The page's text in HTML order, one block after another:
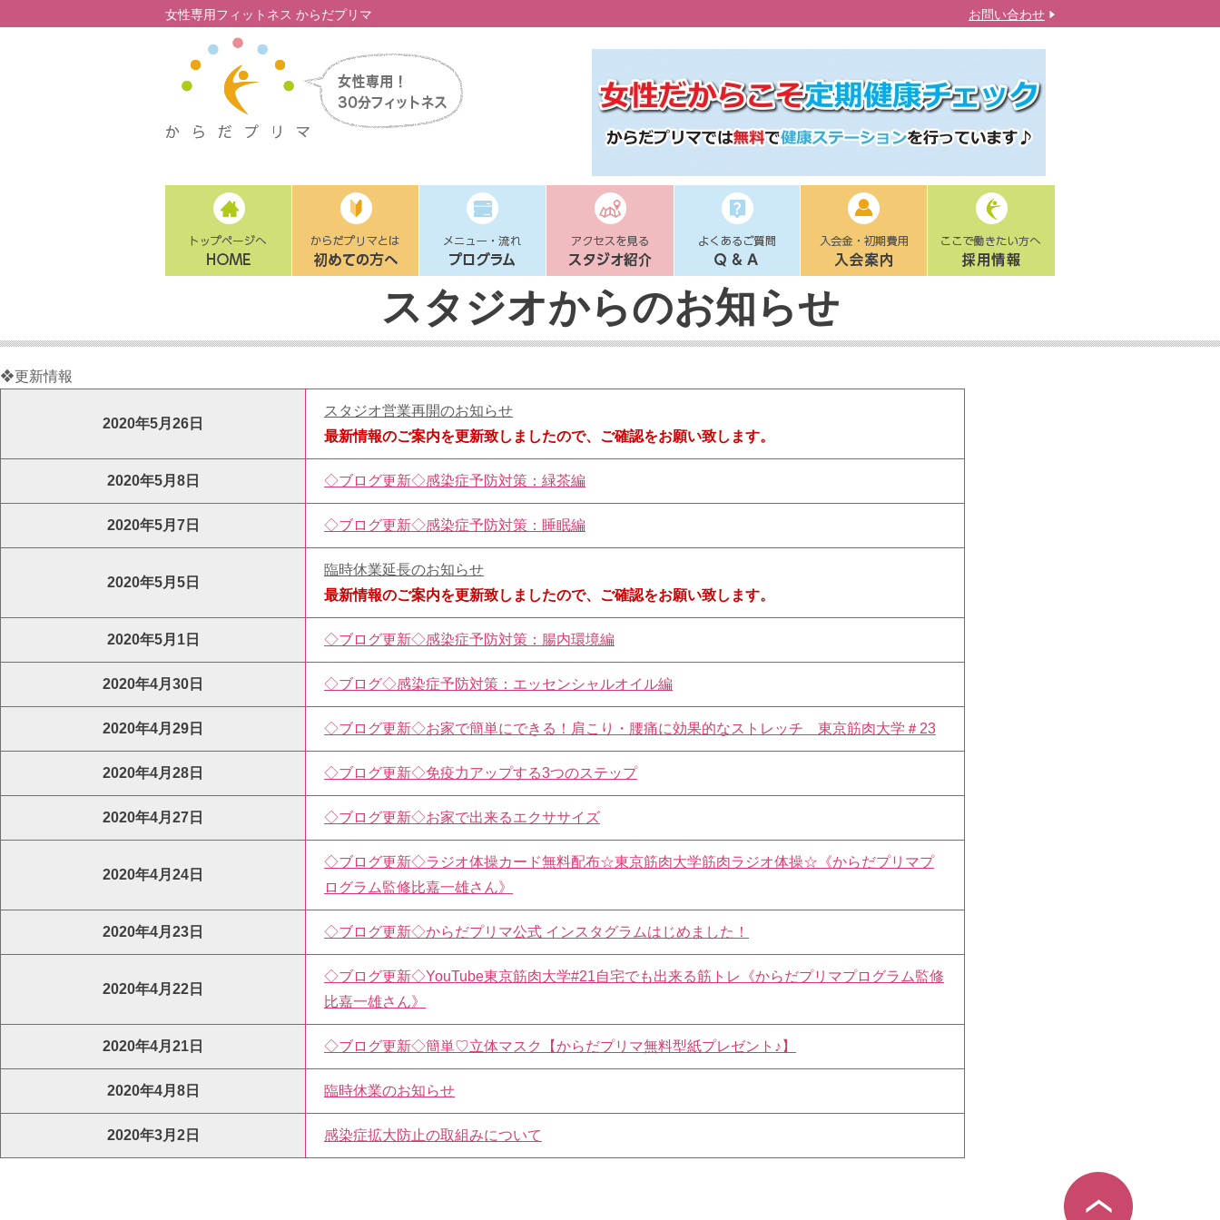
女性専用フィットネス からだプリマ お問い合わせ
スタジオからのお知らせ
❖更新情報
2020年5月26日
スタジオ営業再開のお知らせ
最新情報のご案内を更新致しましたので、ご確認をお願い致します。
2020年5月8日 ◇ブログ更新◇感染症予防対策：緑茶編
2020年5月7日 ◇ブログ更新◇感染症予防対策：睡眠編
2020年5月5日
臨時休業延長のお知らせ
最新情報のご案内を更新致しましたので、ご確認をお願い致します。
2020年5月1日 ◇ブログ更新◇感染症予防対策：腸内環境編
2020年4月30日 ◇ブログ◇感染症予防対策：エッセンシャルオイル編
2020年4月29日 ◇ブログ更新◇お家で簡単にできる！肩こり・腰痛に効果的なストレッチ 東京筋肉大学＃23
2020年4月28日 ◇ブログ更新◇免疫力アップする3つのステップ
2020年4月27日 ◇ブログ更新◇お家で出来るエクササイズ
2020年4月24日
◇ブログ更新◇ラジオ体操カード無料配布☆東京筋肉大学筋肉ラジオ体操☆《からだプリマプ
ログラム監修比嘉一雄さん》
2020年4月23日 ◇ブログ更新◇からだプリマ公式 インスタグラムはじめました！
2020年4月22日
◇ブログ更新◇YouTube東京筋肉大学#21自宅でも出来る筋トレ《からだプリマプログラム監修
比嘉一雄さん》
2020年4月21日 ◇ブログ更新◇簡単♡立体マスク【からだプリマ無料型紙プレゼント♪】
2020年4月8日 臨時休業のお知らせ
2020年3月2日 感染症拡大防止の取組みについて